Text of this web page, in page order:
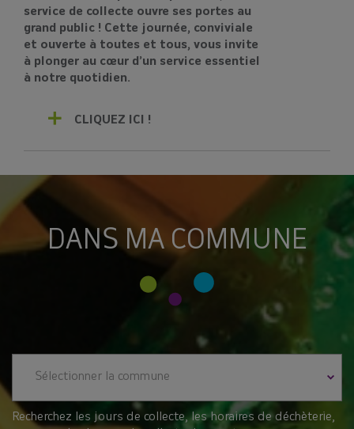
service de collecte ouvre ses portes au
grand public ! Cette journée, conviviale
et ouverte à toutes et tous, vous invite
à plonger au cœur d’un service essentiel
à notre quotidien.
CLIQUEZ ICI !
DANS MA COMMUNE
Sélectionner la commune
Recherchez les jours de collecte, les horaires de déchèterie,